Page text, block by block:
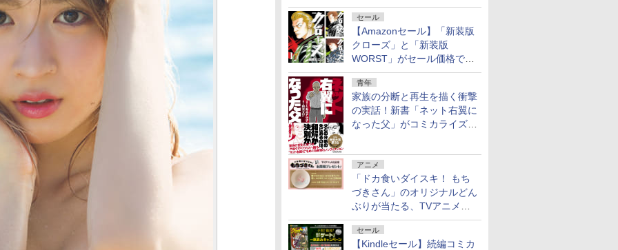
ヤングアニマルWebで公開中
セール
【Amazonセール】「新装版
クローズ」と「新装版
WORST」がセール価格で販
売中！
青年
家族の分断と再生を描く衝撃
の実話！新書「ネット右翼に
なった父」がコミカライズ。
アニメ
「ドカ食いダイスキ！ もち
づきさん」のオリジナルどん
ぶりが当たる、TVアニメ公
式Xキャンペーンが開催中！
セール
【Kindleセール】続編コミカ